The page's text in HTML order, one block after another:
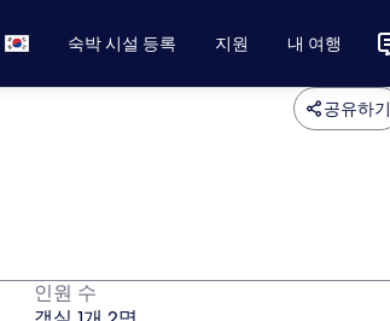
숙박 시설 등록 지원 내 여행
공유하기
인원 수